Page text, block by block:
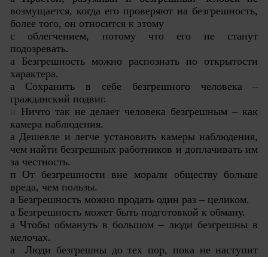
возмущается, когда его проверяют на безгрешность,
более того, он относится к этому
с облегчением, потому что его не станут
подозревать.
а Безгрешность можно распознать по открытости
характера.
а Сохранить в себе безгрешного человека –
гражданский подвиг.
Ничто так не делает человека безгрешным – как
камера наблюдения.
а Дешевле и легче установить камеры наблюдения,
чем найти безгрешных работников и доплачивать им
за честность.
п От безгрешности вне морали обществу больше
вреда, чем пользы.
а Безгрешность можно продать один раз – целиком.
а Безгрешность может быть подготовкой к обману.
а Чтобы обмануть в большом – люди безгрешны в
мелочах.
а Люди безгрешны до тех пор, пока не наступит